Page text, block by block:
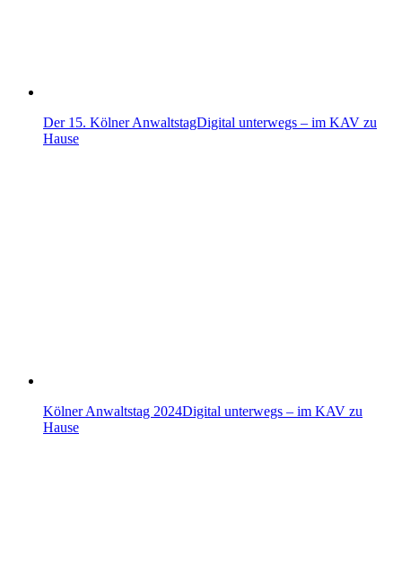
Der 15. Kölner AnwaltstagDigital unterwegs – im KAV zu
Hause
Kölner Anwaltstag 2024Digital unterwegs – im KAV zu
Hause